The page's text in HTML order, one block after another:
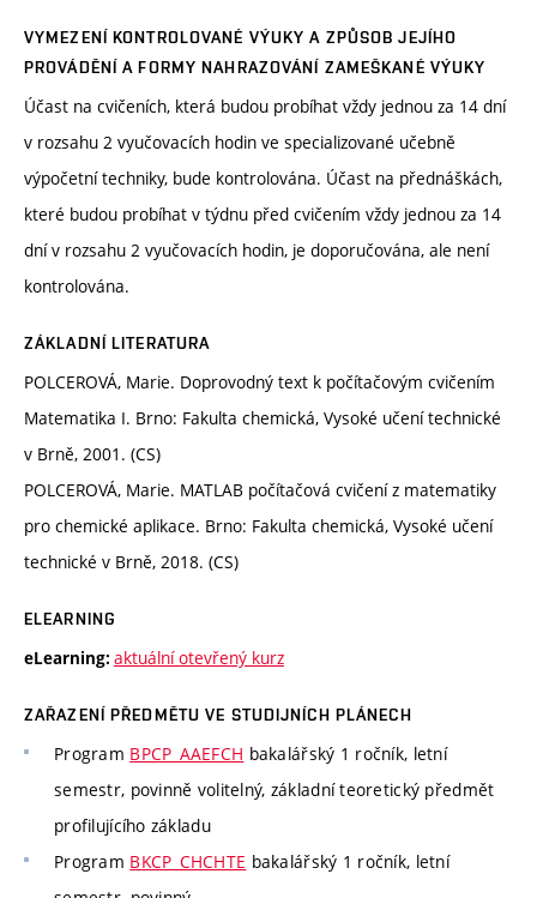
VYMEZENÍ KONTROLOVANÉ VÝUKY A ZPŮSOB JEJÍHO
PROVÁDĚNÍ A FORMY NAHRAZOVÁNÍ ZAMEŠKANÉ VÝUKY
Účast na cvičeních, která budou probíhat vždy jednou za 14 dní
v rozsahu 2 vyučovacích hodin ve specializované učebně
výpočetní techniky, bude kontrolována. Účast na přednáškách,
které budou probíhat v týdnu před cvičením vždy jednou za 14
dní v rozsahu 2 vyučovacích hodin, je doporučována, ale není
kontrolována.
ZÁKLADNÍ LITERATURA
POLCEROVÁ, Marie. Doprovodný text k počítačovým cvičením
Matematika I. Brno: Fakulta chemická, Vysoké učení technické
v Brně, 2001. (CS)
POLCEROVÁ, Marie. MATLAB počítačová cvičení z matematiky
pro chemické aplikace. Brno: Fakulta chemická, Vysoké učení
technické v Brně, 2018. (CS)
ELEARNING
eLearning: aktuální otevřený kurz
ZAŘAZENÍ PŘEDMĚTU VE STUDIJNÍCH PLÁNECH
Program BPCP_AAEFCH bakalářský 1 ročník, letní
semestr, povinně volitelný, základní teoretický předmět
profilujícího základu
Program BKCP_CHCHTE bakalářský 1 ročník, letní